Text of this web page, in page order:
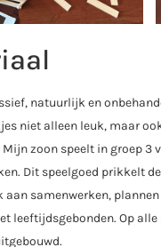
natuurlijk en
niet alleen leuk, maar
zoon speelt in groep
Dit speelgoed prikkelt
aan samenwerken,
leeftijdsgebonden. Op